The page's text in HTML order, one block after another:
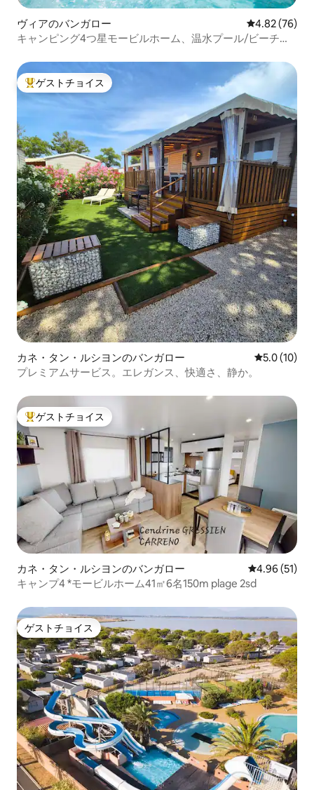
ヴィアのバンガロー レビュー76
4.82 (76)
キャンピング4つ星モービルホーム、温水プール/ビーチ通
大好評のゲストチョイスです。
ゲストチョイス
カネ・タン・ルシヨンのバンガロー レビュー10
5.0 (10)
プレミアムサービス。エレガンス、快適さ、静か。
大好評のゲストチョイスです。
ゲストチョイス
カネ・タン・ルシヨンのバンガロー レビュー51
4.96 (51)
キャンプ4 *モービルホーム41㎡6名150m plage 2sd
ゲストチョイス
ゲストチョイス